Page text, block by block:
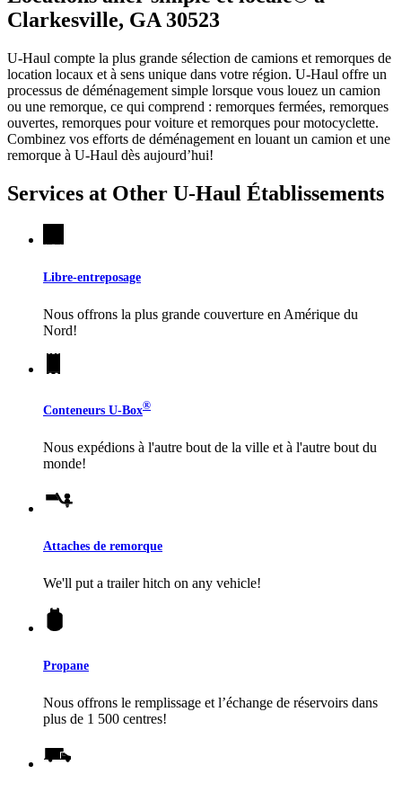
Clarkesville, GA 30523
U-Haul compte la plus grande sélection de camions et remorques de
location locaux et à sens unique dans votre région. U-Haul offre un
processus de déménagement simple lorsque vous louez un camion
ou une remorque, ce qui comprend : remorques fermées, remorques
ouvertes, remorques pour voiture et remorques pour motocyclette.
Combinez vos efforts de déménagement en louant un camion et une
remorque à U-Haul dès aujourd’hui!
Services at Other U-Haul Établissements
Libre-entreposage
Nous offrons la plus grande couverture en Amérique du
Nord!
Conteneurs U-Box®
Nous expédions à l'autre bout de la ville et à l'autre bout du
monde!
Attaches de remorque
We'll put a trailer hitch on any vehicle!
Propane
Nous offrons le remplissage et l’échange de réservoirs dans
plus de 1 500 centres!